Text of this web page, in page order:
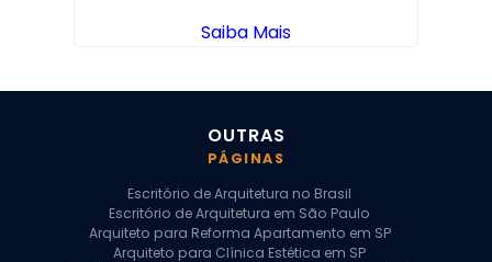
Saiba Mais
OUTRAS
PÁGINAS
Escritório de Arquitetura no Brasil
Escritório de Arquitetura em São Paulo
Arquiteto para Reforma Apartamento em SP
Arquiteto para Clínica Estética em SP